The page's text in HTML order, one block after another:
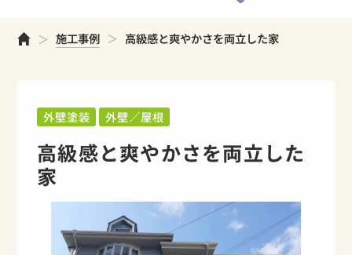
ホーム施工事例 高級感と爽やかさを両立した家
外壁塗装 外壁／屋根
高級感と爽やかさを両立した
家